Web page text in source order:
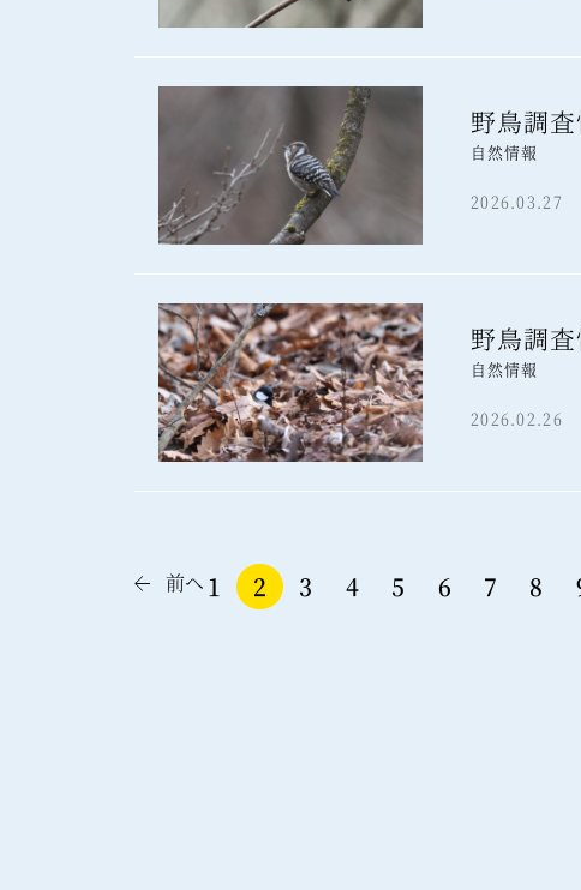
野鳥調
自然情報
2026.03.27
野鳥調
自然情報
2026.02.26
前へ 1 2 3 4 5 6 7 8